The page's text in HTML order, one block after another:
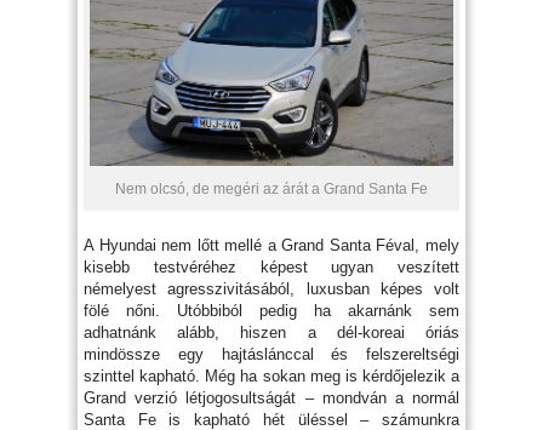
Nem olcsó, de megéri az árát a Grand Santa Fe
A Hyundai nem lőtt mellé a Grand Santa Féval, mely
kisebb testvéréhez képest ugyan veszített
némelyest agresszivitásából, luxusban képes volt
fölé nőni. Utóbbiból pedig ha akarnánk sem
adhatnánk alább, hiszen a dél-koreai óriás
mindössze egy hajtáslánccal és felszereltségi
szinttel kapható. Még ha sokan meg is kérdőjelezik a
Grand verzió létjogosultságát – mondván a normál
Santa Fe is kapható hét üléssel – számunkra